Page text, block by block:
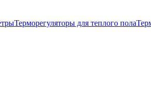
Терморегуляторы для теплого пола